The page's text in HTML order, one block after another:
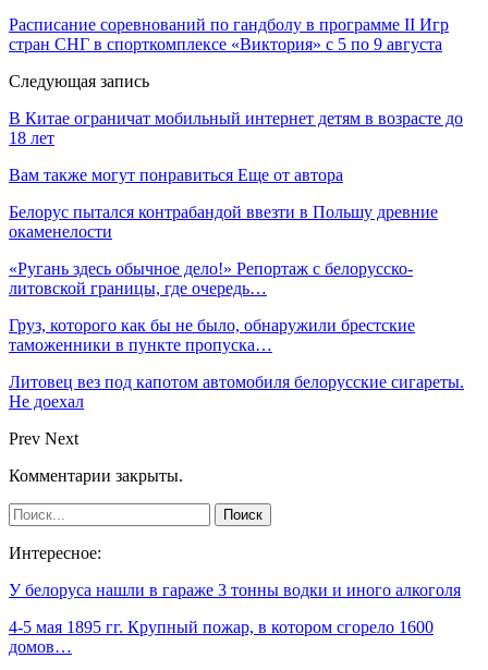
Расписание соревнований по гандболу в программе II Игр
стран СНГ в спорткомплексе «Виктория» с 5 по 9 августа
Следующая запись
В Китае ограничат мобильный интернет детям в возрасте до
18 лет
Вам также могут понравиться Еще от автора
Белорус пытался контрабандой ввезти в Польшу древние
окаменелости
«Ругань здесь обычное дело!» Репортаж с белорусско-
литовской границы, где очередь…
Груз, которого как бы не было, обнаружили брестские
таможенники в пункте пропуска…
Литовец вез под капотом автомобиля белорусские сигареты.
Не доехал
Prev Next
Комментарии закрыты.
Интересное:
У белоруса нашли в гараже 3 тонны водки и иного алкоголя
4-5 мая 1895 гг. Крупный пожар, в котором сгорело 1600
домов…